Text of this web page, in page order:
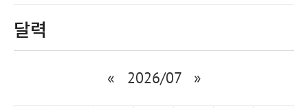
달력
« 2026/07 »